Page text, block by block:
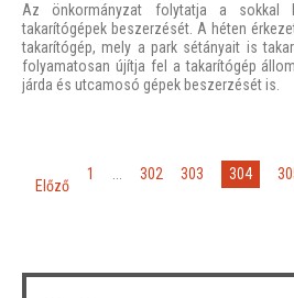
Az önkormányzat folytatja a sokkal
takarítógépek beszerzését. A héten
takarítógép, mely a park sétányait is
folyamatosan újítja fel a takarítógép
járda és utcamosó gépek beszerzését is.
Előző
1 ... 302 303 304